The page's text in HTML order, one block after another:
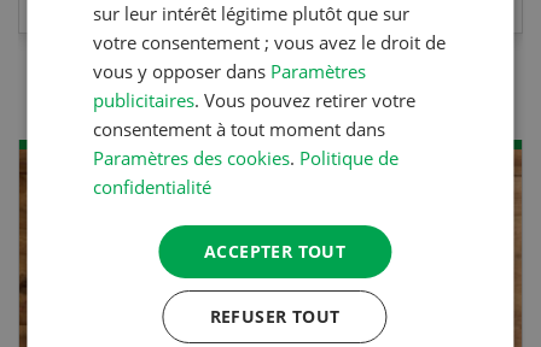
sur leur intérêt légitime plutôt que sur
votre consentement ; vous avez le droit de
vous y opposer dans Paramètres
publicitaires. Vous pouvez retirer votre
consentement à tout moment dans
Paramètres des cookies. Politique de
confidentialité
ACCEPTER TOUT
REFUSER TOUT